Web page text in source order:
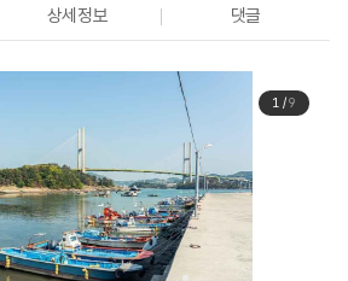
상세정보 댓글
1/9